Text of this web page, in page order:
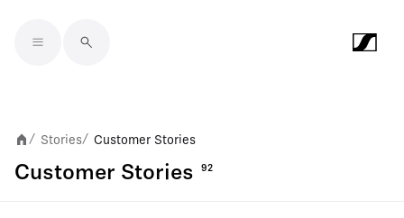
/ Stories/ Customer Stories
Customer Stories